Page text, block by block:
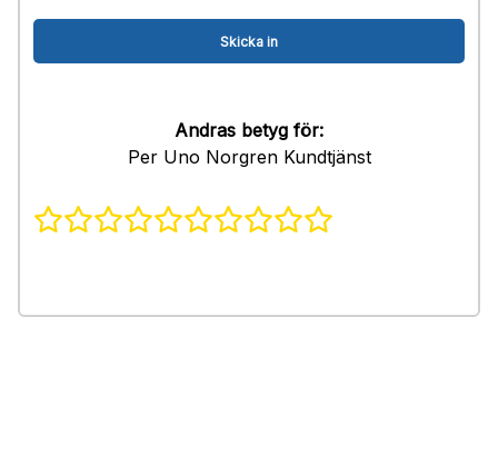
Andras betyg för:
Per Uno Norgren Kundtjänst